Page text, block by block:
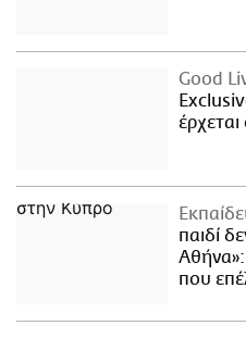
Good
παιδί
Αθήνα»:
που